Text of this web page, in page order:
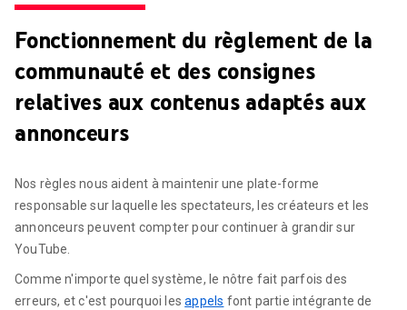
Lutter contre les abus
Fonctionnement du règlement de la
communauté et des consignes
relatives aux contenus adaptés aux
annonceurs
Nos règles nous aident à maintenir une plate-forme
responsable sur laquelle les spectateurs, les créateurs et les
annonceurs peuvent compter pour continuer à grandir sur
YouTube.
Comme n'importe quel système, le nôtre fait parfois des
erreurs, et c'est pourquoi lesappels font partie intégrante de